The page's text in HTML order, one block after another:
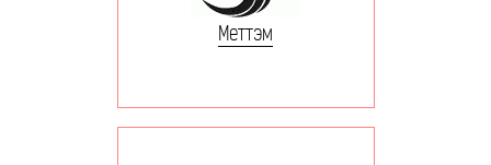
Меттэм